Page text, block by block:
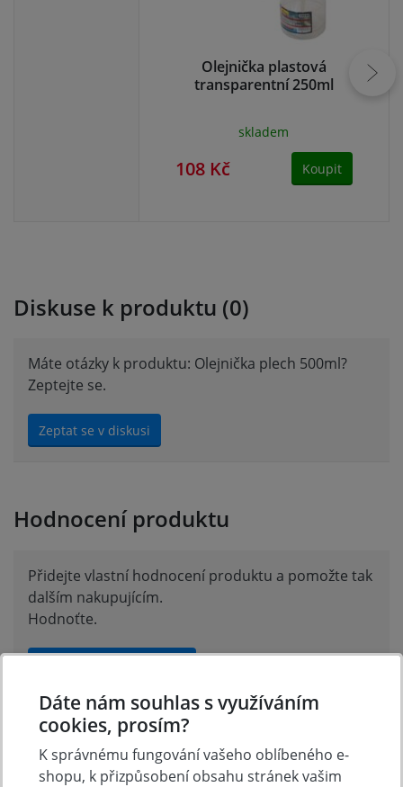
Olejnička plastová
transparentní 250ml
skladem
108 Kč Koupit
Diskuse k produktu (0)
Máte otázky k produktu: Olejnička plech 500ml?
Zeptejte se.
Zeptat se v diskusi
Hodnocení produktu
Přidejte vlastní hodnocení produktu a pomožte tak
dalším nakupujícím.
Hodnoťte.
Dáte nám souhlas s využíváním
cookies, prosím?
K správnému fungování vašeho oblíbeného e-
shopu, k přizpůsobení obsahu stránek vašim